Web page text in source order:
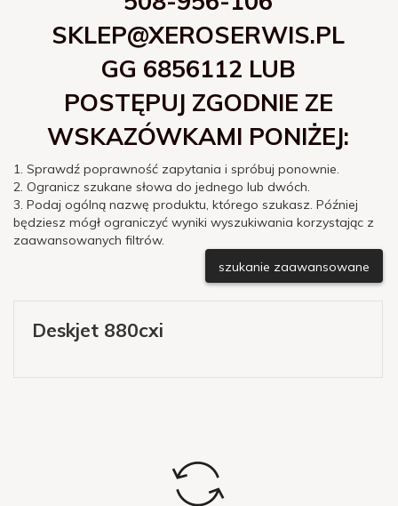
SKLEP@XEROSERWIS.PL
GG 6856112 LUB
POSTĘPUJ ZGODNIE ZE
WSKAZÓWKAMI PONIŻEJ:
1. Sprawdź poprawność zapytania i spróbuj ponownie.
2. Ogranicz szukane słowa do jednego lub dwóch.
3. Podaj ogólną nazwę produktu, którego szukasz. Później
będziesz mógł ograniczyć wyniki wyszukiwania korzystając z
zaawansowanych filtrów.
szukanie zaawansowane
Deskjet 880cxi